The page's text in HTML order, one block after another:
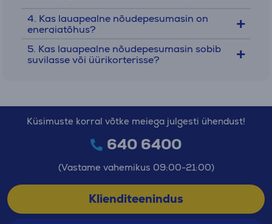
mahutavusest.
Keskmine klass (300–500 €)
tööd, öko‑ ja kiirprogramme ning
lisafunktsioone nagu automaatne veevarustuse
Premium‑seadmed (500 € ja rohkem)
ühendavad energiatõhususe, mitmekülgsed
, sest need mõjutavad pikaajalisi
4. Kas lauapealne nõudepesumasin on
energiatõhus?
5. Kas lauapealne nõudepesumasin sobib
suvilasse või üürikorterisse?
Küsimuste korral võtke meiega julgesti ühendust!
640 6400
(Vastame vahemikus 09:00-21:00)
Klienditeenindus